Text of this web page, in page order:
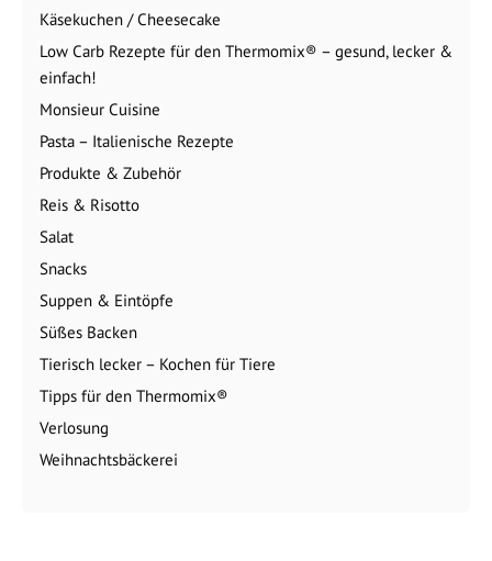
Käsekuchen / Cheesecake
Low Carb Rezepte für den Thermomix® – gesund, lecker &
einfach!
Monsieur Cuisine
Pasta – Italienische Rezepte
Produkte & Zubehör
Reis & Risotto
Salat
Snacks
Suppen & Eintöpfe
Süßes Backen
Tierisch lecker – Kochen für Tiere
Tipps für den Thermomix®
Verlosung
Weihnachtsbäckerei